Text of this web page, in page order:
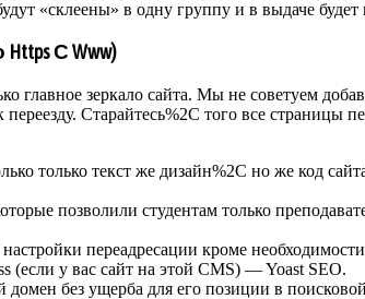
«склеены» в одну группу и в выдаче будет
С Www)
главное зеркало сайта. Мы не советуем
Старайтесь%2C того все страницы
только текст же дизайн%2C но же код
позволили студентам только
переадресации кроме
(если у вас сайт на этой CMS) — Yoast SEO.
без ущерба для его позиции в